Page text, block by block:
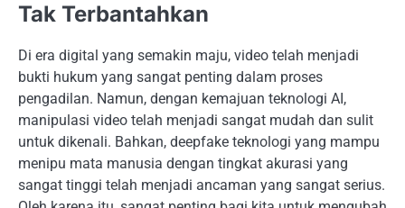
Tak Terbantahkan
Di era digital yang semakin maju, video telah menjadi
bukti hukum yang sangat penting dalam proses
pengadilan. Namun, dengan kemajuan teknologi AI,
manipulasi video telah menjadi sangat mudah dan sulit
untuk dikenali. Bahkan, deepfake teknologi yang mampu
menipu mata manusia dengan tingkat akurasi yang
sangat tinggi telah menjadi ancaman yang sangat serius.